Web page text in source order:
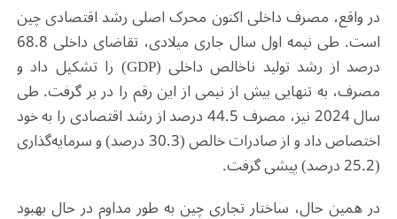
در واقع، مصرف داخلی اکنون محرک اصلی رشد اقتصادی چین
است. طی نیمه اول سال جاری میلادی، تقاضای داخلی 68.8
درصد از رشد تولید ناخالص داخلی (GDP) را تشکیل داد و
مصرف، به تنهایی بیش از نیمی از این رقم را در بر گرفت. طی
سال 2024 نیز، مصرف
44.5 درصد از رشد اقتصادی را به خود
اختصاص داد و از صادرات خالص (30.3 درصد) و سرمایه‌گذاری
(25.2 درصد) پیشی گرفت
.
در همین حال، ساختار تجاری چین به طور مداوم در حال بهبود